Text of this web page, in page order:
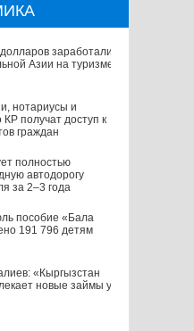
заработали
Азии на туризме
нотариусы и
получат доступ к
граждан
полностью
автодорогу
за 2–3 года
пособие «Бала
191 796 детям
«Кыргызстан
новые займы у